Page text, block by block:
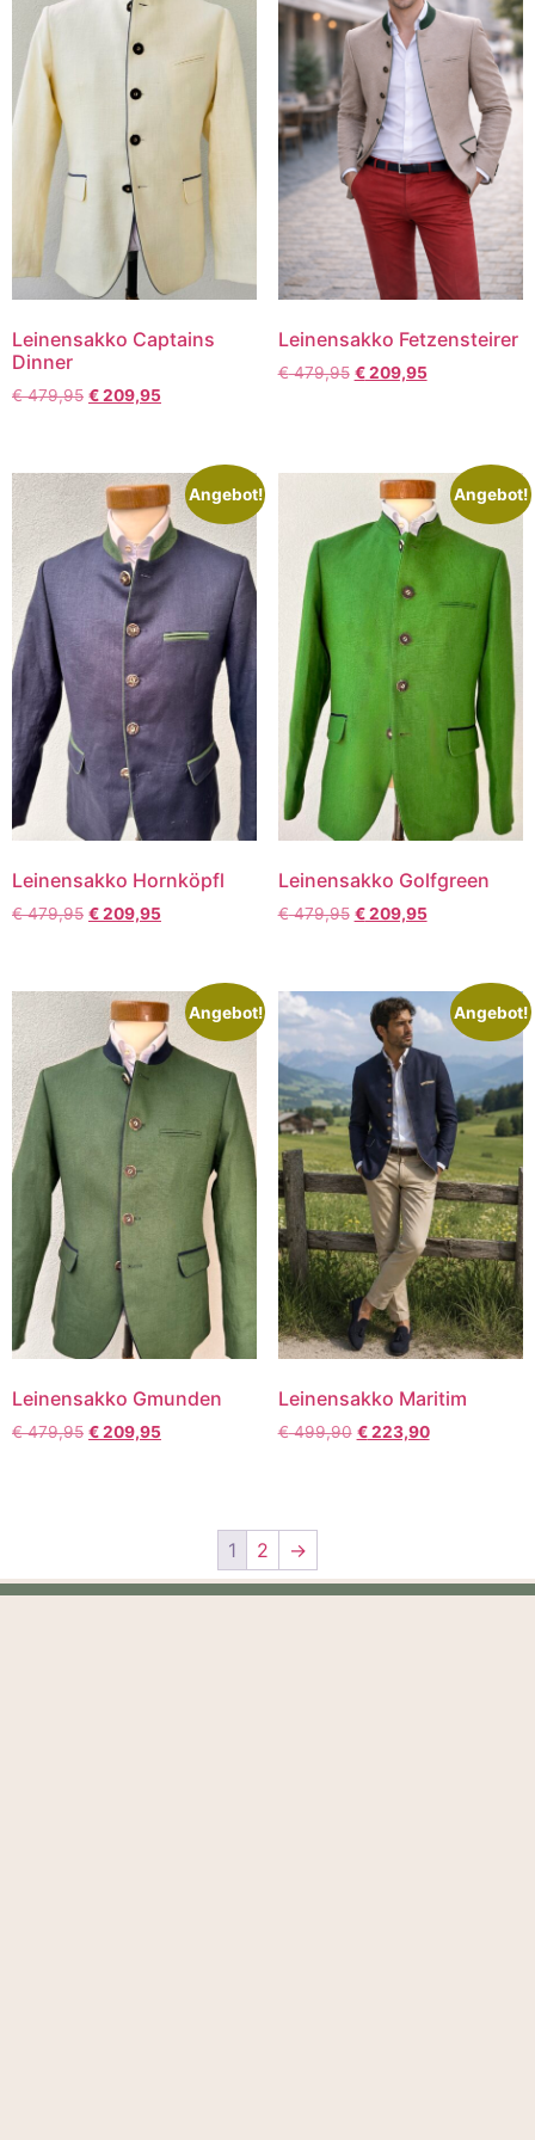
Leinensakko Captains
Dinner
€479,95 €209,95
Leinensakko Fetzensteirer
€479,95 €209,95
Angebot!
Leinensakko Hornköpfl
€479,95 €209,95
Angebot!
Leinensakko Golfgreen
€479,95 €209,95
Angebot!
Leinensakko Gmunden
€479,95 €209,95
Angebot!
Leinensakko Maritim
€499,90 €223,90
1 2 →